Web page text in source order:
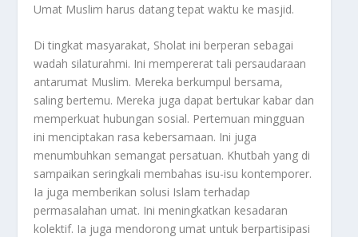
Umat Muslim harus datang tepat waktu ke masjid.
Di tingkat masyarakat, Sholat ini berperan sebagai
wadah silaturahmi. Ini mempererat tali persaudaraan
antarumat Muslim. Mereka berkumpul bersama,
saling bertemu. Mereka juga dapat bertukar kabar dan
memperkuat hubungan sosial. Pertemuan mingguan
ini menciptakan rasa kebersamaan. Ini juga
menumbuhkan semangat persatuan. Khutbah yang di
sampaikan seringkali membahas isu-isu kontemporer.
Ia juga memberikan solusi Islam terhadap
permasalahan umat. Ini meningkatkan kesadaran
kolektif. Ia juga mendorong umat untuk berpartisipasi